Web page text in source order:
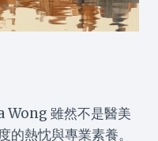
雖然不是醫美
的熱忱與專業素養。